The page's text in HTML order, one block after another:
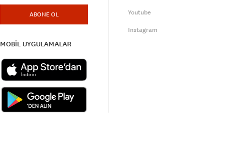
ABONE OL
MOBİL UYGULAMALAR
Youtube
Instagram